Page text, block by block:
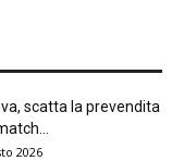
scatta la prevendita
2026